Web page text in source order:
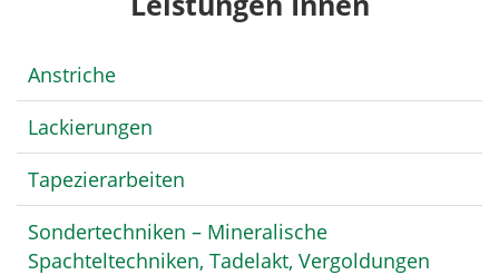
Anstriche
Lackierungen
Tapezierarbeiten
Sondertechniken – Mineralische
Spachteltechniken, Tadelakt, Vergoldungen